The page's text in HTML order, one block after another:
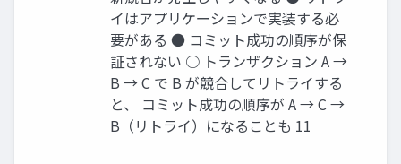
イはアプリケーションで実装する必
要がある ● コミット成功の順序が保
証されない ○ トランザクション A →
B → C で B が競合してリトライする
と、 コミット成功の順序が A → C →
B（リトライ）になることも 11